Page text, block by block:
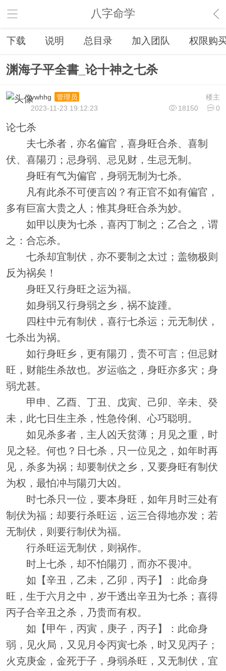
八字命学
下载 说明 总目录 加入团队 权限购
渊海子平全書_论十神之七杀
楼主
ywhhg
管理员
18150
0
2023-11-23 19:12:23
论七杀
夫七杀者，亦名偏官，喜身旺合杀、喜制
伏、喜陽刃；忌身弱、忌见财，生忌无制。
身旺有气为偏官，身弱无制为七杀。
凡有此杀不可便言凶？有正官不如有偏官，
多有巨富大贵之人；惟其身旺合杀为妙。
如甲以庚为七杀，喜丙丁制之；乙合之，谓
之：合忘杀。
七杀却宜制伏，亦不要制之太过；盖物极则
反为祸矣！
身旺又行身旺之运为福。
如身弱又行身弱之乡，祸不旋踵。
四柱中元有制伏，喜行七杀运；元无制伏，
七杀出为祸。
如行身旺乡，更有陽刃，贵不可言；但忌财
旺，财能生杀故也。岁运临之，身旺亦多灾；身
弱尤甚。
甲申、乙酉、丁丑、戊寅、己卯、辛未、癸
未，此七日生主杀，性急伶俐、心巧聪明。
如见杀多者，主人凶夭贫薄；月见之重，时
见之轻。何也？日七杀，只一位见之，如年时再
见，杀多为祸；却要制伏之乡，又要身旺有制伏
为权，最怕冲与陽刃大凶。
时七杀只一位，要本身旺，如年月时三处有
制伏为福；却要行杀旺运，运三合得地亦发；若
无制伏，则要行制伏为福。
行杀旺运无制伏，则祸作。
时上七杀，却不怕陽刃，而亦不畏冲。
如【辛丑，乙未，乙卯，丙子】：此命身
旺，生于六月之中，岁干透出辛丑为七杀；喜得
丙子合辛丑之杀，乃贵而有权。
如【甲午，丙寅，庚子，丙子】：此命身
弱，见火局，又见月令丙寅七杀，时又见丙子；
火克庚金，金死于子，身弱杀旺，又无制伏，宜